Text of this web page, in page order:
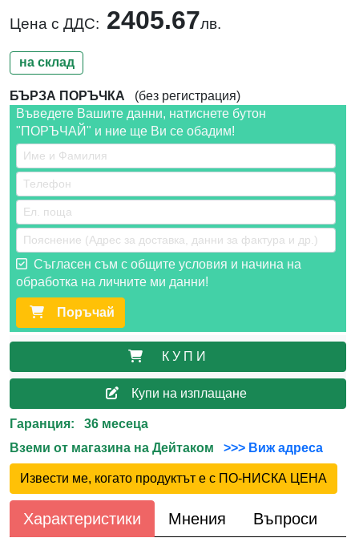
Цена с ДДС: 2405.67лв.
на склад
БЪРЗА ПОРЪЧКА (без регистрация)
Въведете Вашите данни, натиснете бутон
"ПОРЪЧАЙ" и ние ще Ви се обадим!
Съгласен съм с общите условия и начина на
обработка на личните ми данни!
Поръчай
К У П И
Купи на изплащане
Гаранция: 36 месеца
Вземи от магазина на Дейтаком
>>> Виж адреса
Извести ме, когато продуктът е с ПО-НИСКА ЦЕНА
Характеристики Мнения Въпроси